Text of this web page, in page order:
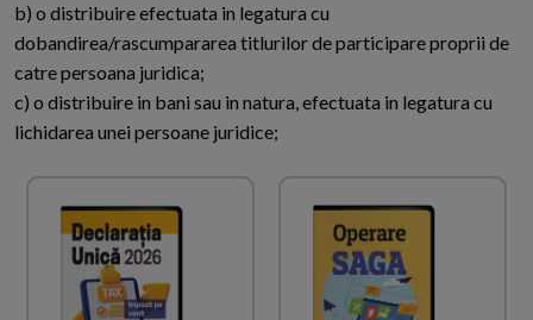
b) o distribuire efectuata in legatura cu
dobandirea/rascumpararea titlurilor de participare proprii de
catre persoana juridica;
c) o distribuire in bani sau in natura, efectuata in legatura cu
lichidarea unei persoane juridice;